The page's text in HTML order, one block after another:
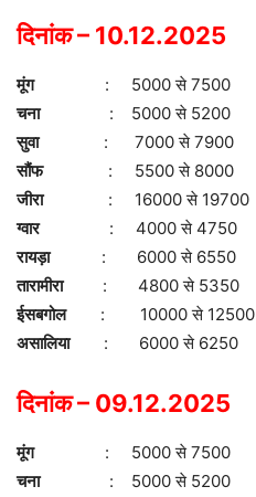
दिनांक – 10.12.2025
मूंग: 5000 से 7500
चना : 5000 से 5200
सुवा : 7000 से 7900
सौंफ
: 5500 से 8000
जीरा : 16000 से 19700
ग्वार
: 4000 से 4750
रायड़ा : 6000 से 6550
तारामीरा: 4800 से 5350
ईसबगोल
: 10000 से 12500
असालिया : 6000 से 6250
दिनांक – 09.12.2025
मूंग: 5000 से 7500
चना : 5000 से 5200